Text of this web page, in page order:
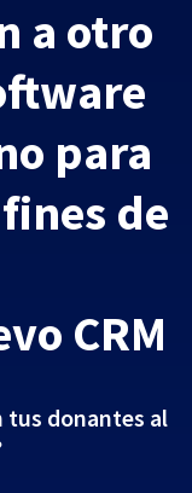
a otro
para
de
CRM
tus donantes al